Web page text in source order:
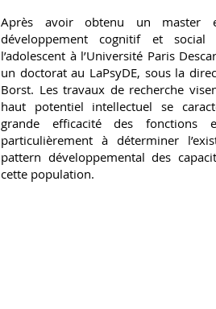
Après avoir obtenu un master
développement cognitif et
l’adolescent à l’Université Paris
un doctorat au LaPsyDE, sous la
Borst. Les travaux de recherche
haut potentiel intellectuel se
grande efficacité des fonctions
particulièrement à déterminer
pattern développemental des
cette population.